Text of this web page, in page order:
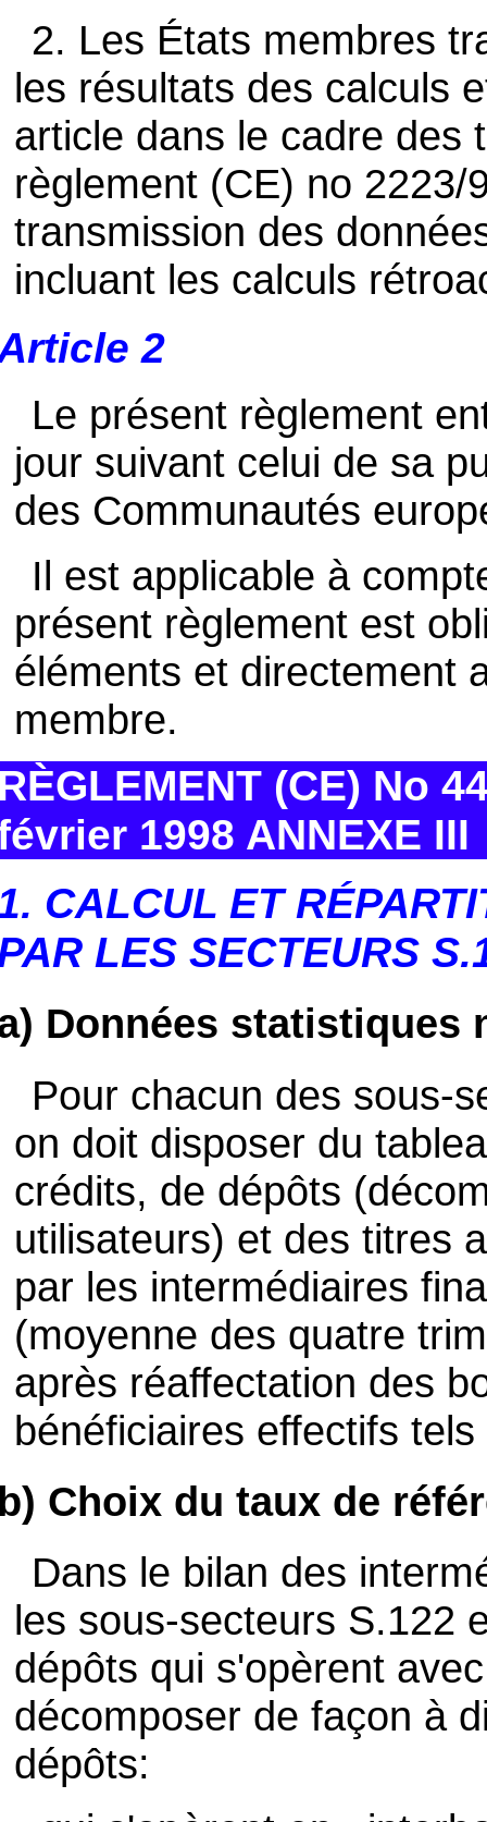
2. Les États membres
les résultats des calculs
article dans le cadre des
règlement (CE) no 2223/
transmission des
incluant les calculs
2
Le présent règlement
jour suivant celui de sa
des Communautés
Il est applicable à
présent règlement est
éléments et directement
membre.
(CE) No
1998 ANNEXE III
CALCUL ET
LES SECTEURS
Données statistiques
Pour chacun des sous-
on doit disposer du
crédits, de dépôts
utilisateurs) et des titres
par les intermédiaires
(moyenne des quatre
après réaffectation des
bénéficiaires effectifs
Choix du taux de
Dans le bilan des
les sous-secteurs S.122
dépôts qui s'opèrent
décomposer de façon à
dépôts: